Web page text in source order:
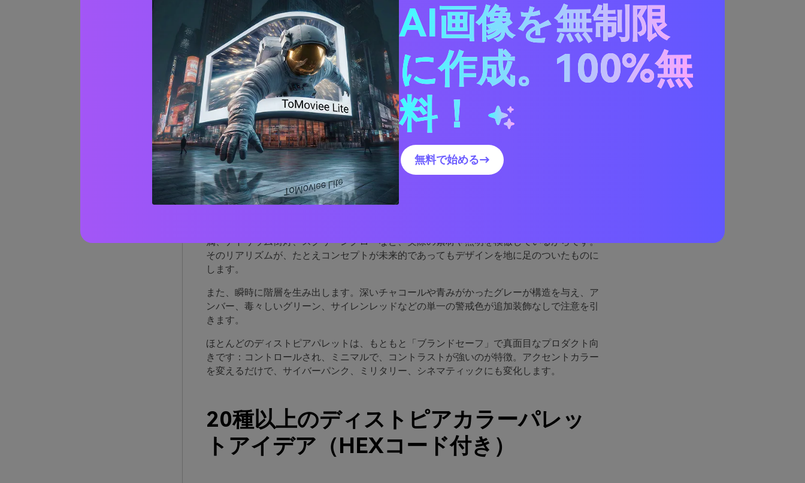
くすんだ警告テープ
追放者の海岸
シンダーブロッサム
ディストピアに合う色は？
実際のデザインでディストピアカラーパレットを使う方法
AIでディストピアパレットのビジュアルを作成する
なぜディストピアパレットはここまで
効果的なのか
属、ナトリウム街灯、スクリーングローなど、実際の素材や照明を模倣しているからです。
そのリアリズムが、たとえコンセプトが未来的であってもデザインを地に足のついたものに
します。
また、瞬時に階層を生み出します。深いチャコールや青みがかったグレーが構造を与え、ア
ンバー、毒々しいグリーン、サイレンレッドなどの単一の警戒色が追加装飾なしで注意を引
きます。
ほとんどのディストピアパレットは、もともと「ブランドセーフ」で真面目なプロダクト向
きです：コントロールされ、ミニマルで、コントラストが強いのが特徴。アクセントカラー
を変えるだけで、サイバーパンク、ミリタリー、シネマティックにも変化します。
20種以上のディストピアカラーパレッ
トアイデア（HEXコード付き）
AI画像を無制限
に作成。100%無
料！
無料で始める→